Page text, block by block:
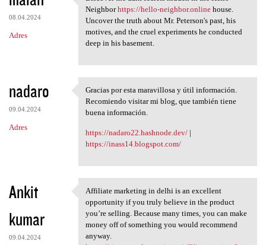
08.04.2024
Adres
Discover the dark secrets
Neighborhttps://hello-neighbor.onlinehouse.
Uncover the truth about Mr. Peterson's past, his
motives, and the cruel experiments he conducted
deep in his basement.
nadaro
09.04.2024
Adres
Gracias por esta maravillosa
Gracias por esta maravillosa y útil información.
Recomiendo visitar mi blog, que también tiene
buena información.
https://nadaro22.hashnode.dev/|
https://inass14.blogspot.com/
Ankit
kumar
09.04.2024
Affiliate marketing in delhi
Affiliate marketing in delhi is an excellent
opportunity if you truly believe in the product
you’re selling. Because many times, you can make
money off of something you would recommend
anyway.